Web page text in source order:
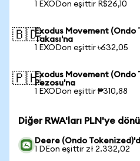
1 EXODon eşittir R$26,10
🇧🇩Exodus Movement (Ondo
Takası'na
1 EXODon eşittir ৳632,05
🇵🇭Exodus Movement (Ondo
Pezosu'na
1 EXODon eşittir ₱310,88
Diğer RWA'ları PLN'ye
Deere (Ondo
1 DEon eşittir zł 2.332,02